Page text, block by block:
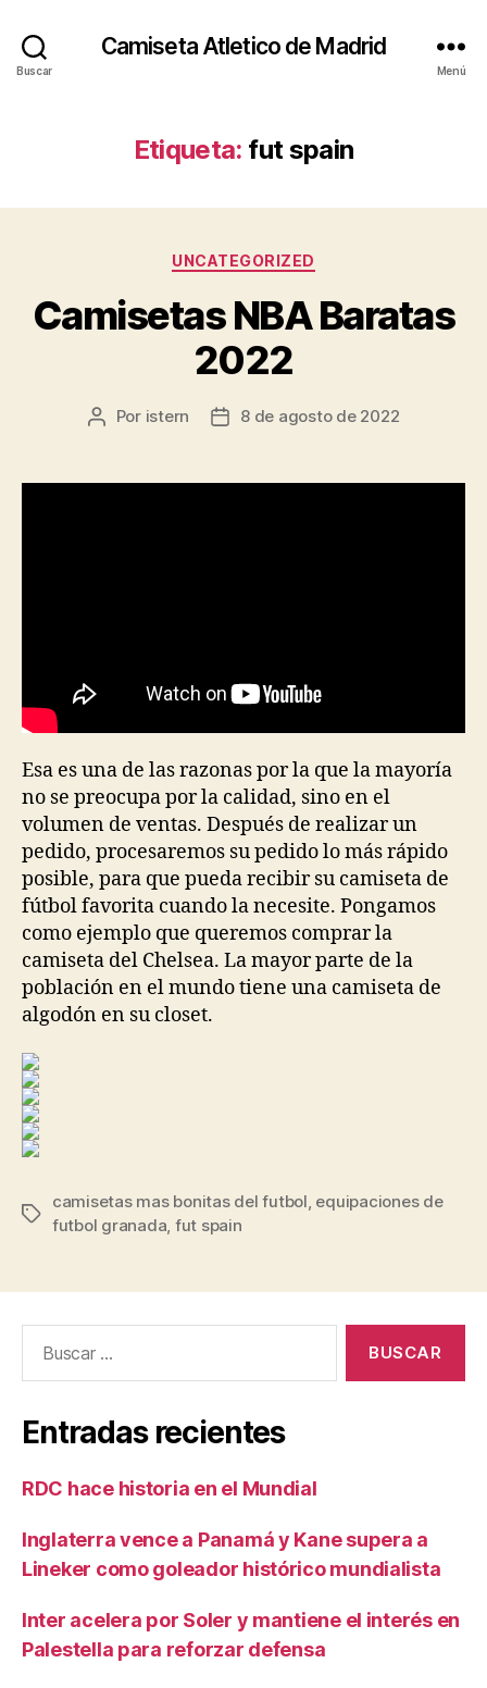
Buscar
Camiseta Atletico de Madrid
Menú
Etiqueta: fut spain
Categorías
UNCATEGORIZED
Camisetas NBA Baratas
2022
Autor
entrada
Por istern
Fecha
entrada
8 de agosto de 2022
Esa es una de las razonas por la que la mayoría
no se preocupa por la calidad, sino en el
volumen de ventas. Después de realizar un
pedido, procesaremos su pedido lo más rápido
posible, para que pueda recibir su camiseta de
fútbol favorita cuando la necesite. Pongamos
como ejemplo que queremos comprar la
camiseta del Chelsea. La mayor parte de la
población en el mundo tiene una camiseta de
algodón en su closet.
Etiquetas
camisetas mas bonitas del futbol, equipaciones de
futbol granada, fut spain
Entradas recientes
RDC hace historia en el Mundial
Inglaterra vence a Panamá y Kane supera a
Lineker como goleador histórico mundialista
Inter acelera por Soler y mantiene el interés en
Palestella para reforzar defensa